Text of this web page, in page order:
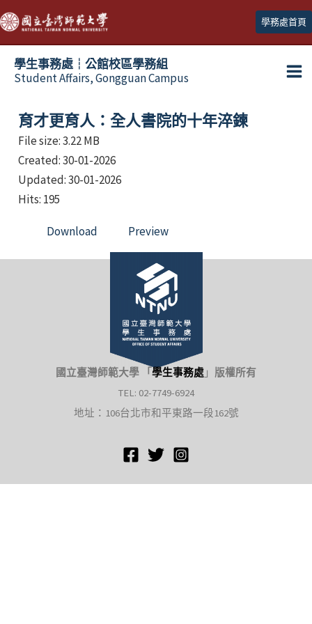
跳
至
主
學務處首頁
學生事務處┆公館校區學務組
Student Affairs, Gongguan Campus
育才更育人：全人書院的十年淬鍊
File size: 3.22 MB
Created: 30-01-2026
Updated: 30-01-2026
Hits: 195
Download Preview
國立臺灣師範大學 「 學生事務處 」 版權所有
TEL: 02-7749-6924
地址：106台北市和平東路一段162號